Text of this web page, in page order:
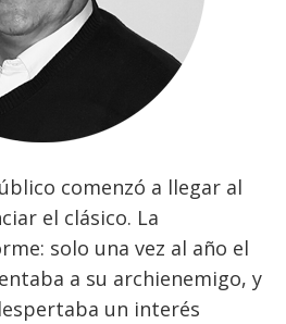
comenzó a llegar al
el clásico. La
solo una vez al año el
a su archienemigo, y
un interés